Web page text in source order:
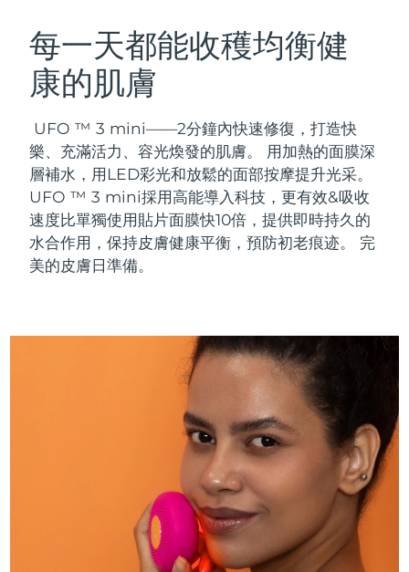
每一天都能收穫均衡健
康的肌膚
UFO ™ 3 mini——2分鐘內快速修復，打造快
樂、充滿活力、容光煥發的肌膚。 用加熱的面膜深
層補水，用LED彩光和放鬆的面部按摩提升光采。
UFO ™ 3 mini採用高能導入科技，更有效&吸收
速度比單獨使用貼片面膜快10倍，提供即時持久的
水合作用，保持皮膚健康平衡，預防初老痕迹。 完
美的皮膚日準備。
LUNA™ 4 套裝
Anti-aging massage
LUNA™ 4 Plus
Massage, LED heating
For men, anti-aging massage
LUNA™ 4 mini
For young skin, T-zone
LUNA™ 4 go
For travel or gym bag
BEAR™ 2 套裝
Microcurrent toning
BEAR™ 2 go
Microcurrent toning on-the-go
Microcurrent line smoothing device
面部提拉護理
Premium anti-aging skincare
BEAR™ 設備
All premium facelift devices
補水保濕
UFO™ 3 套裝
UFO™ 3 LED
Near-infrared and red light therapy
UFO™ 3 mini
Red light therapy device for young skin
UFO™ 3 go
Portable red light therapy
口腔護理
issa™ 4
issa™ 4 plus
Smart hybrid silicone sonic toothbrush
issa™ 4 smile
Hybrid silicone sonic toothbrush
issa™ 4 baby
For ages 0-3
FAQ™ 抗老護理
FAQ™ 101
Clinical anti-aging
FAQ™ 102
Advanced clinical anti-aging
LED 護理
FAQ™ 201
FAQ™ 202
LED mask
FAQ™ 301
LED hair strengthening scalp massager
肌膚年輕化
NEW
FAQ™ 501
Full-Spectrum Red Light Therapy
奧地利 預計送達日期8/10/26
巴林
比利時 預計送達日期8/10/26
百慕達 預計送達日期8/16/26
波士尼亞與赫塞哥維納 預計送達日期8/13/26
汶萊 預計送達日期8/15/26
加拿大 預計送達日期8/14/26
預計送達日期
預計送達日期8/10/26
預計送達日期 8/14/26
預計送達日期 8/10/26
預計送達日期 8/11/26